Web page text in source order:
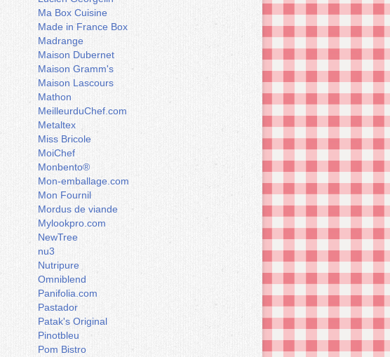
Ma Box Cuisine
Made in France Box
Madrange
Maison Dubernet
Maison Gramm's
Maison Lascours
Mathon
MeilleurduChef.com
Metaltex
Miss Bricole
MoiChef
Monbento®
Mon-emballage.com
Mon Fournil
Mordus de viande
Mylookpro.com
NewTree
nu3
Nutripure
Omniblend
Panifolia.com
Pastador
Patak's Original
Pinotbleu
Pom Bistro